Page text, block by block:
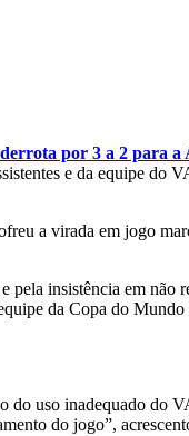
derrota por 3 a 2 para a
e da equipe do
a virada em jogo
insistência em não
da Copa do Mundo
do uso inadequado do
do jogo”,